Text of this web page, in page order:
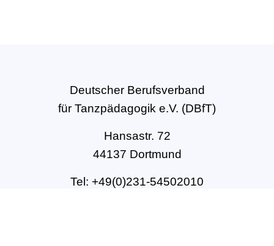
Deutscher Berufsverband
für Tanzpädagogik e.V. (DBfT)
Hansastr. 72
44137 Dortmund
Tel: +49(0)231-54502010